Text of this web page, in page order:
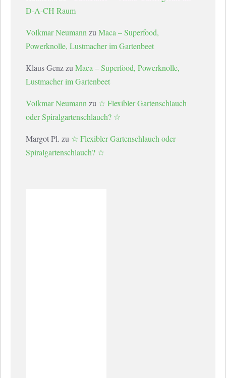
D-A-CH Raum
Volkmar Neumann zu Maca – Superfood,
Powerknolle, Lustmacher im Gartenbeet
Klaus Genz zu Maca – Superfood, Powerknolle,
Lustmacher im Gartenbeet
Volkmar Neumann zu ☆ Flexibler Gartenschlauch
oder Spiralgartenschlauch? ☆
Margot Pl. zu ☆ Flexibler Gartenschlauch oder
Spiralgartenschlauch? ☆